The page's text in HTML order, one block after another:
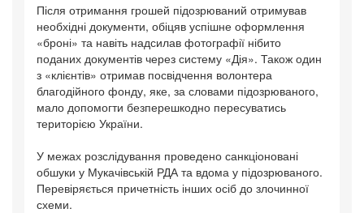
Після отримання грошей підозрюваний отримував
необхідні документи, обіцяв успішне оформлення
«броні» та навіть надсилав фотографії нібито
поданих документів через систему «Дія». Також один
з «клієнтів» отримав посвідчення волонтера
благодійного фонду, яке, за словами підозрюваного,
мало допомогти безперешкодно пересуватись
територією України.
У межах розслідування проведено санкціоновані
обшуки у Мукачівській РДА та вдома у підозрюваного.
Перевіряється причетність інших осіб до злочинної
схеми.